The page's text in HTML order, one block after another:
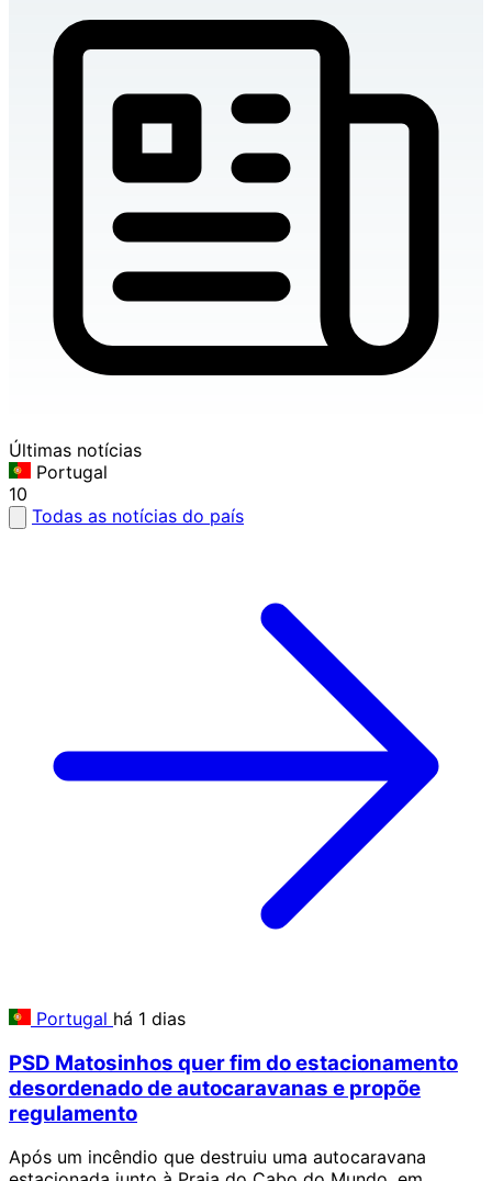
Últimas notícias
Portugal
10
Todas as notícias do país
Portugal há 1 dias
PSD Matosinhos quer fim do estacionamento
desordenado de autocaravanas e propõe
regulamento
Após um incêndio que destruiu uma autocaravana